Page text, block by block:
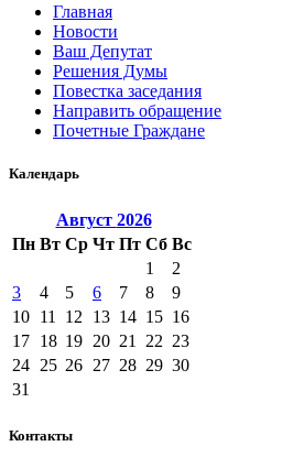
Главная
Новости
Ваш Депутат
Решения Думы
Повестка заседания
Направить обращение
Почетные Граждане
Календарь
Август 2026
Пн Вт Ср Чт Пт Сб Вс
1
2
3
4 5 6 7 8
9
10 11 12 13 14 15 16
17 18 19 20 21 22 23
24 25 26 27 28 29 30
31
Контакты